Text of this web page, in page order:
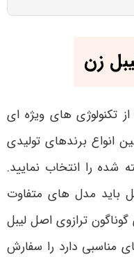
زن
تکنولوژی های ویژه ای
انواع برندهای تولیدی
شده را انتخاب نمایید.
باید مدل‌ های متفاوت
ترازوی اصل لیبل
مناسبی دارد را سفارش